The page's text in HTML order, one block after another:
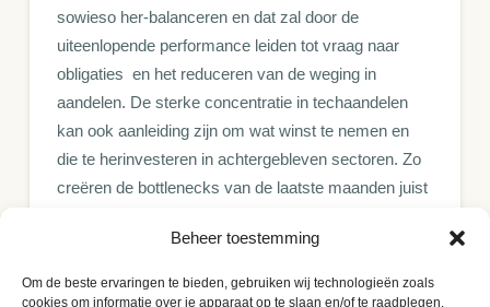
Beheer toestemming
Om de beste ervaringen te bieden, gebruiken wij technologieën zoals
cookies om informatie over je apparaat op te slaan en/of te raadplegen.
sowieso her-balanceren en dat zal door de
uiteenlopende performance leiden tot vraag naar
obligaties en het reduceren van de weging in
aandelen. De sterke concentratie in techaandelen
kan ook aanleiding zijn om wat winst te nemen en
die te herinvesteren in achtergebleven sectoren. Zo
creëren de bottlenecks van de laatste maanden juist
van vermogensbeheerder Valuedge. De informatie in zijn